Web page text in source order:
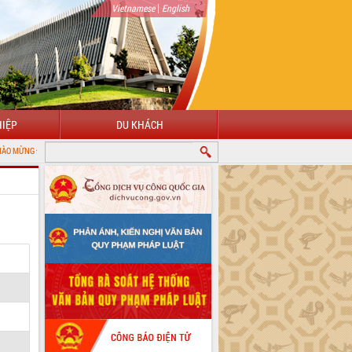
Vietnamese| English
DU KHÁCH
CỔNG THÔNG TIN ĐIỆN TỬ TỈNH ĐẮK LẮK